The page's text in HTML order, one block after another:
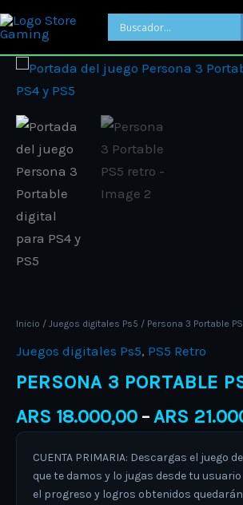
Ir
al
contenido
Inicio / Juegos digitales Ps5 / Persona 3 Portable
Juegos digitales Ps5, PS5 Retro
PERSONA 3 PORTABLE
ARS 18.000,00 –ARS
CUENTA PRIMARIA: Descargas el juego
que te damos y lo jugas desde tu
el progreso y logros obtenidos
Persona
3
Portable
PS5
retro
cantidad